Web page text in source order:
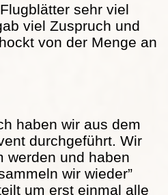
sehr viel
viel Zuspruch und
von der Menge an
haben wir aus dem
durchgeführt. Wir
werden und haben
wir wieder”
um erst einmal alle